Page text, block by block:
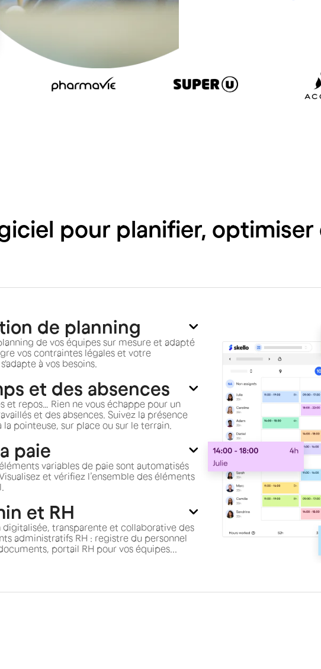
chose Skello
pour planifier,
de planning
de vos équipes sur mesure et adapté
vos contraintes légales et votre
à vos besoins.
et des absences
et repos… Rien ne vous échappe pour un
et des absences. Suivez la présence
pointeuse, sur place ou sur le terrain.
paie
variables de paie sont automatisés
et vérifiez l’ensemble des éléments
et RH
digitalisée, transparente et collaborative des
administratifs RH : registre du personnel
portail RH pour vos équipes...